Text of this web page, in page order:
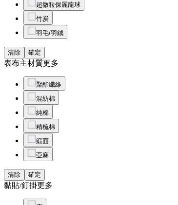
超微粒保麗龍球
竹炭
羽毛/羽絨
清除 確定
表布主材質更多
聚酯纖維
混紡棉
純棉
精梳棉
緞面
亞麻
清除 確定
黏貼/釘掛更多